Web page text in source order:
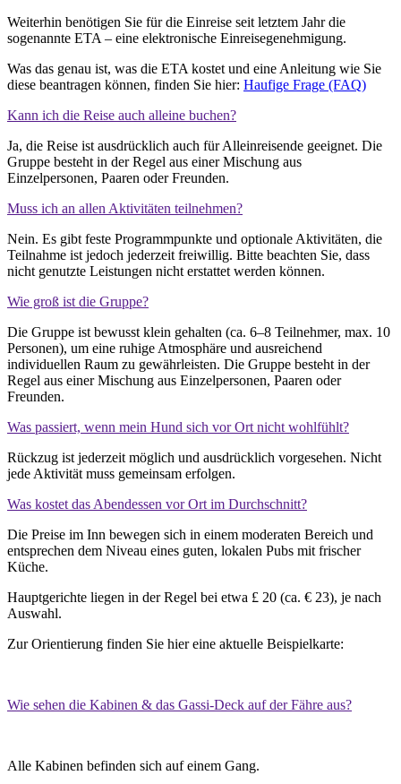
Weiterhin benötigen Sie für die Einreise seit letztem Jahr die
sogenannte ETA – eine elektronische Einreisegenehmigung.
Was das genau ist, was die ETA kostet und eine Anleitung wie Sie
diese beantragen können, finden Sie hier: Haufige Frage (FAQ)
Kann ich die Reise auch alleine buchen?
Ja, die Reise ist ausdrücklich auch für Alleinreisende geeignet. Die
Gruppe besteht in der Regel aus einer Mischung aus
Einzelpersonen, Paaren oder Freunden.
Muss ich an allen Aktivitäten teilnehmen?
Nein. Es gibt feste Programmpunkte und optionale Aktivitäten, die
Teilnahme ist jedoch jederzeit freiwillig. Bitte beachten Sie, dass
nicht genutzte Leistungen nicht erstattet werden können.
Wie groß ist die Gruppe?
Die Gruppe ist bewusst klein gehalten (ca. 6–8 Teilnehmer, max. 10
Personen), um eine ruhige Atmosphäre und ausreichend
individuellen Raum zu gewährleisten. Die Gruppe besteht in der
Regel aus einer Mischung aus Einzelpersonen, Paaren oder
Freunden.
Was passiert, wenn mein Hund sich vor Ort nicht wohlfühlt?
Rückzug ist jederzeit möglich und ausdrücklich vorgesehen. Nicht
jede Aktivität muss gemeinsam erfolgen.
Was kostet das Abendessen vor Ort im Durchschnitt?
Die Preise im Inn bewegen sich in einem moderaten Bereich und
entsprechen dem Niveau eines guten, lokalen Pubs mit frischer
Küche.
Hauptgerichte liegen in der Regel bei etwa £ 20 (ca. € 23), je nach
Auswahl.
Zur Orientierung finden Sie hier eine aktuelle Beispielkarte:
Wie sehen die Kabinen & das Gassi-Deck auf der Fähre aus?
Alle Kabinen befinden sich auf einem Gang.